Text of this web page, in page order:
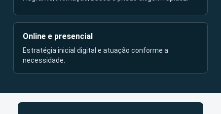
Online e presencial
Estratégia inicial digital e atuação conforme a
necessidade.